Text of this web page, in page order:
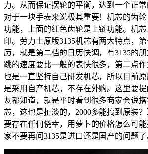
力。从而保证摆轮的平衡，达到一个正
对于一块手表来说极其重要！机芯的齿
功能，上面的红色齿轮是上链功能。机芯
印。劳力士原版3135机芯有两大特点，
历，就是第二档的日历快调，有3135的
跳的速度要比一般的表快很多，第二点
也是一直坚持自己研发机芯，所以目前
是采用自产机芯，不存在外购。这里要
友都知道，就是平时看到很多商家会说
芯，这也是扯淡的，2000多能搞到原装
要存在任何侥幸，用萝卜的价格怎么可
家不要再问3135是进口还是国产的问题了